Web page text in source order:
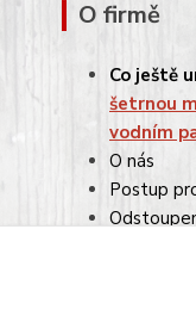
O firmě
Co ještě
šetrnou
vodním
O nás
Postup